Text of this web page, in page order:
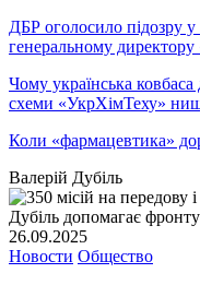
ДБР оголосило підозру
генеральному
Чому українська ковбаса
схеми «УкрХімТеху»
Коли «фармацевтика»
Валерій Дубіль
26.09.2025
Новости Общество